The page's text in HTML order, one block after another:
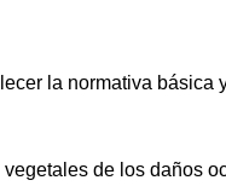
la normativa
de los daños